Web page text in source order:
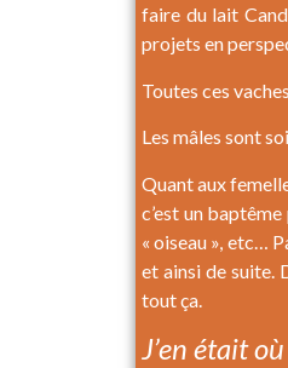
faire du lait
projets en
Toutes ces
Les mâles sont
Quant aux
c’est un
« oiseau », etc…
et ainsi de suite.
tout ça.
J’en était